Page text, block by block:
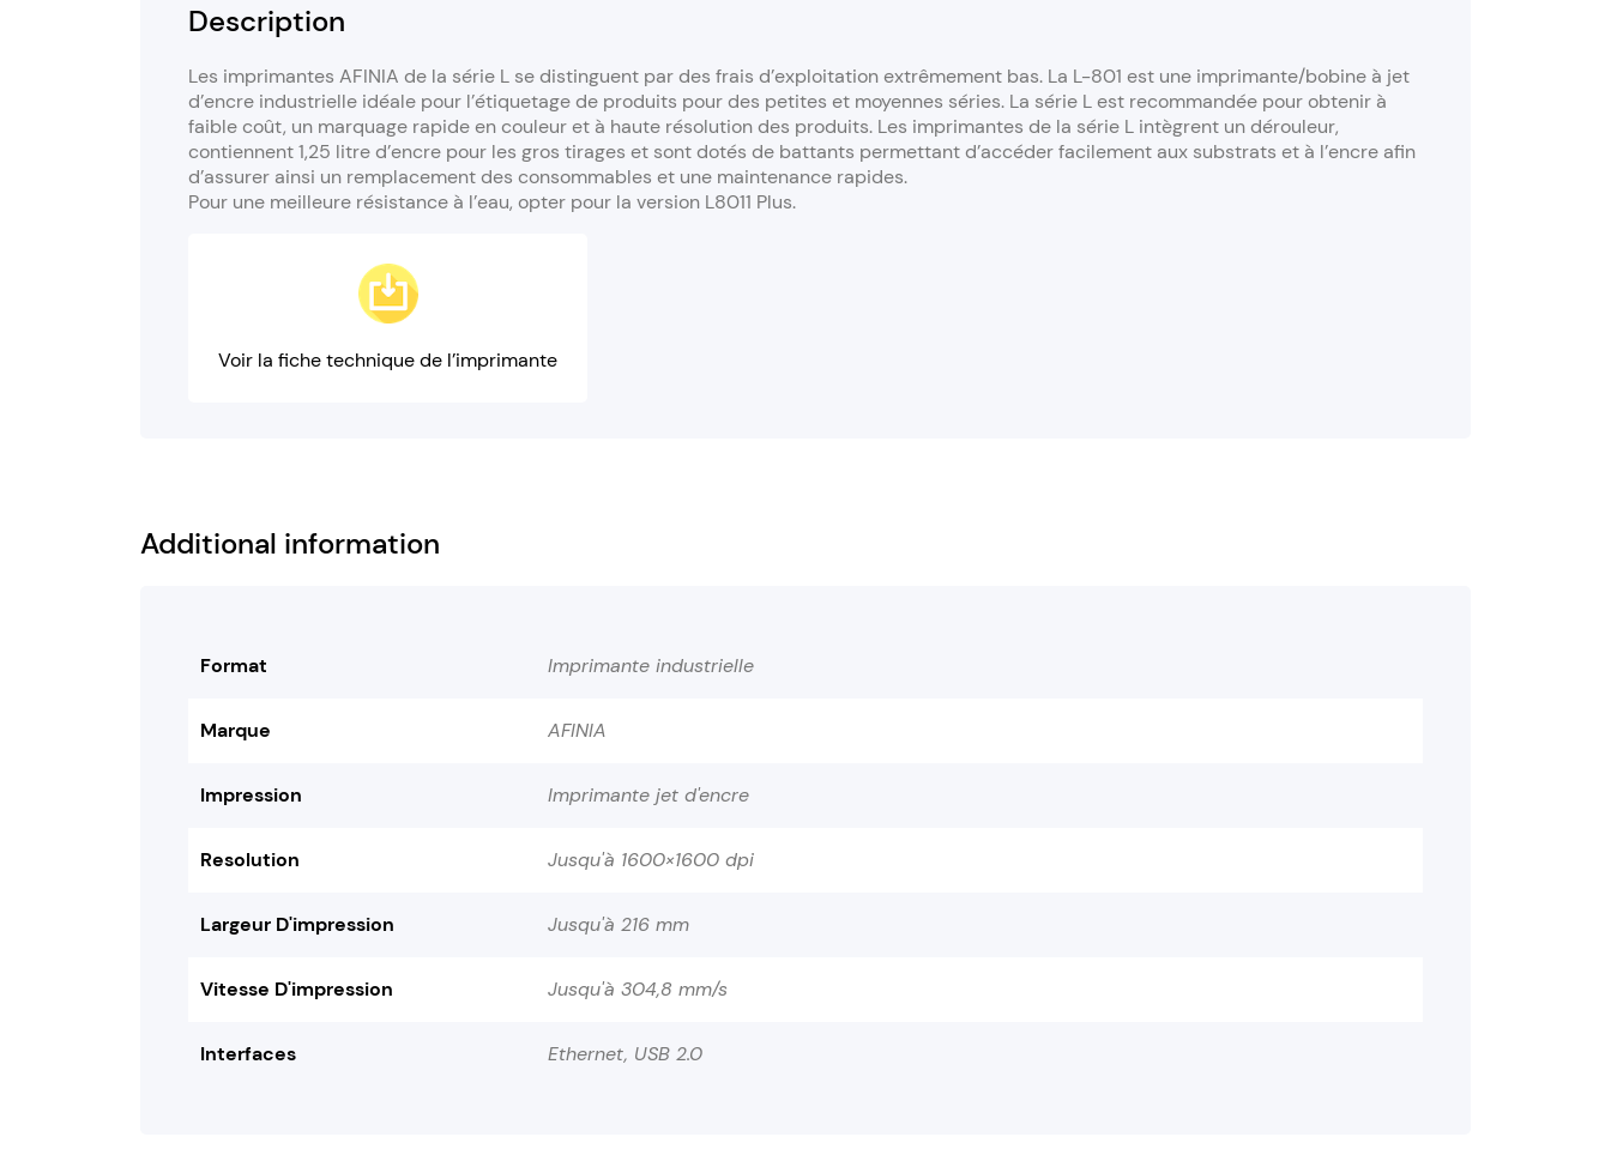
Description
Les imprimantes AFINIA de la série L se distinguent par des frais d’exploitation extrêmement bas. La L-801 est une imprimante/bobine à jet
d’encre industrielle idéale pour l’étiquetage de produits pour des petites et moyennes séries. La série L est recommandée pour obtenir à
faible coût, un marquage rapide en couleur et à haute résolution des produits. Les imprimantes de la série L intègrent un dérouleur,
contiennent 1,25 litre d’encre pour les gros tirages et sont dotés de battants permettant d’accéder facilement aux substrats et à l’encre afin
d’assurer ainsi un remplacement des consommables et une maintenance rapides.
Pour une meilleure résistance à l’eau, opter pour la version L8011 Plus.
Voir la fiche technique de l’imprimante
Additional information
Format Imprimante industrielle
Marque AFINIA
Impression Imprimante jet d'encre
Resolution Jusqu'à 1600×1600 dpi
Largeur D'impression Jusqu'à 216 mm
Vitesse D'impression Jusqu'à 304,8 mm/s
Interfaces Ethernet, USB 2.0